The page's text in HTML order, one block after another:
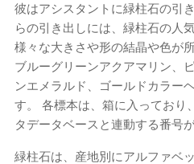
彼はアシスタントに緑柱石の引
らの引き出しには、緑柱石の人
様々な大きさや形の結晶や色が
ブルーグリーンアクアマリン、
ンエメラルド、ゴールドカラー
す。 各標本は、箱に入っており
タデータベースと連動する番号
緑柱石は、産地別にアルファベ